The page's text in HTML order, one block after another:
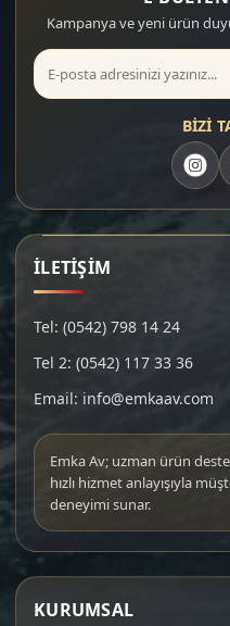
Kampanya ve yeni ürün
BİZİ
İLETİŞİM
Tel: (0542) 798 14 24
Tel 2: (0542) 117 33 36
Email: info@emkaav.com
Emka Av; uzman ürün
hızlı hizmet anlayışıyla
deneyimi sunar.
KURUMSAL